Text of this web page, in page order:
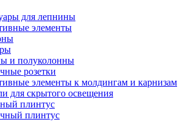
для лепнины
элементы
и полуколонны
розетки
элементы к молдингам и карнизам
для скрытого освещения
плинтус
плинтус